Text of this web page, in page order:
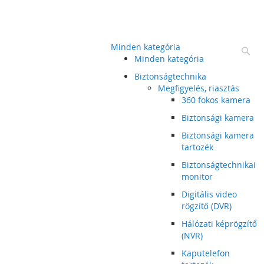
Minden kategória
Minden kategória
Biztonságtechnika
Megfigyelés, riasztás
360 fokos kamera
Biztonsági kamera
Biztonsági kamera
tartozék
Biztonságtechnikai
monitor
Digitális video
rögzítő (DVR)
Hálózati képrögzítő
(NVR)
Kaputelefon